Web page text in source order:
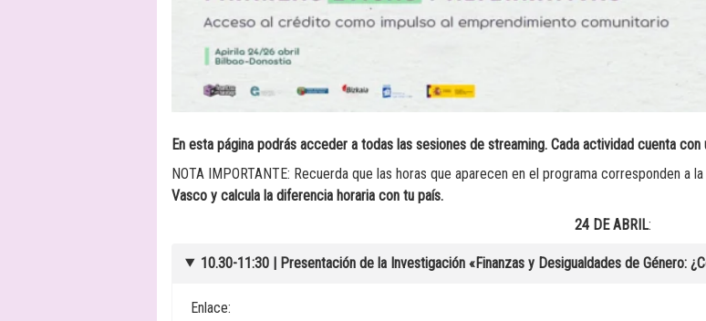
En esta página podrás acceder a todas las sesiones de streaming. Cada actividad cuenta
NOTA IMPORTANTE: Recuerda que las horas que aparecen en el programa corresponden a
Vasco y calcula la diferencia horaria con tu país.
24 DE ABRIL:
10.30-11:30 | Presentación de la Investigación «Finanzas y Desigualdades de Género:
Enlace: